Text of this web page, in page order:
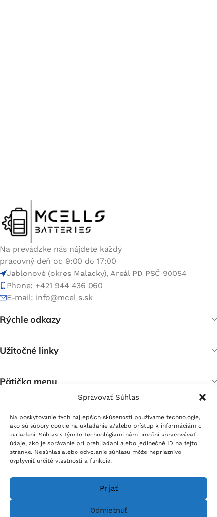
Spravovať Súhlas
Na poskytovanie tých najlepších skúseností používame technológie,
ako sú súbory cookie na ukladanie a/alebo prístup k informáciám o
zariadení. Súhlas s týmito technológiami nám umožní spracovávať
údaje, ako je správanie pri prehliadaní alebo jedinečné ID na tejto
stránke. Nesúhlas alebo odvolanie súhlasu môže nepriaznivo
ovplyvniť určité vlastnosti a funkcie.
Prijať
Odmietnuť
Na prevádzke nás nájdete každý
pracovný deň od 9:00 do 17:00
Jablonové (okres Malacky), Areál PD PSČ 90054
Phone: +421 944 436 060
E-mail: info@mcells.sk
Rýchle odkazy
Užitočné linky
Pätička menu